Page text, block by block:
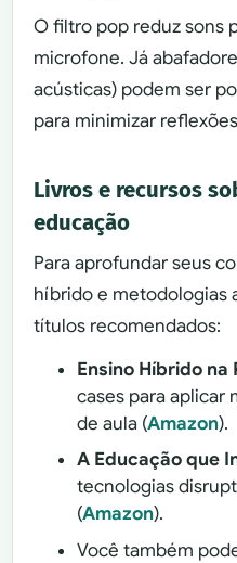
O filtro pop reduz sons
microfone. Já
acústicas) podem ser
para minimizar
Livros e recursos
educação
Para aprofundar seus
híbrido e metodologias
títulos recomendados:
Ensino Híbrido na
cases para aplicar
de aula (Amazon).
A Educação que
tecnologias
(Amazon).
Você também